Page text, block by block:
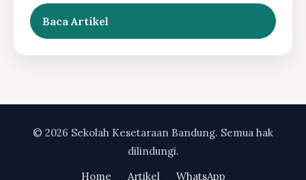
Baca Artikel
© 2026 Sekolah Kesetaraan Bandung. Semua hak
dilindungi.
Home
Artikel WhatsApp